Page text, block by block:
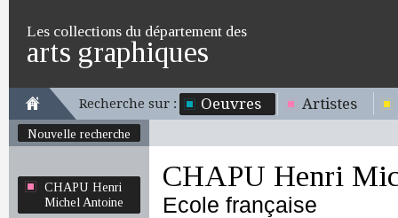
Les collections du département des
arts graphiques
Recherche sur : Oeuvres Artistes
Nouvelle recherche
CHAPU Henri
Michel Antoine
CHAPU Henri
Ecole française